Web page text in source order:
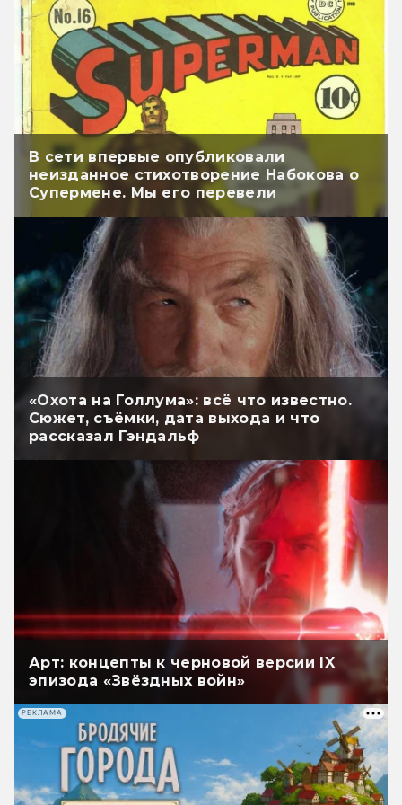
В сети впервые опубликовали
неизданное стихотворение Набокова о
Супермене. Мы его перевели
«Охота на Голлума»: всё что известно.
Сюжет, съёмки, дата выхода и что
рассказал Гэндальф
Арт: концепты к черновой версии IX
эпизода «Звёздных войн»
РЕКЛАМА